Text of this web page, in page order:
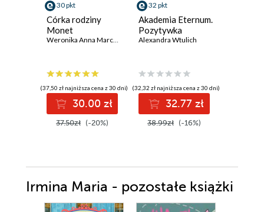
30 pkt
Córka rodziny
Monet
Weronika Anna Marczak
(37,50 zł najniższa cena z 30 dni)
30.00 zł
37.50zł (-20%)
32 pkt
Akademia Eternum.
Pozytywka
Alexandra Wtulich
(32,32 zł najniższa cena z 30 dni)
32.77 zł
38.99zł (-16%)
Irmina Maria - pozostałe książki